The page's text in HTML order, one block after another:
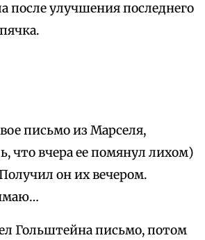
после улучшения последнего
письмо из Марселя,
что вчера ее помянул лихом)
он их вечером.
Гольштейна письмо, потом